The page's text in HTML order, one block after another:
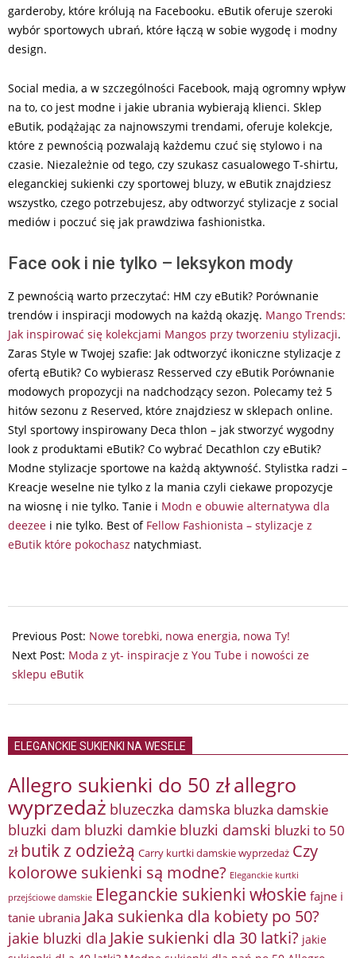
garderoby, które królują na Facebooku. eButik oferuje szeroki
wybór sportowych ubrań, które łączą w sobie wygodę i modny
design.
Social media, a w szczególności Facebook, mają ogromny wpływ
na to, co jest modne i jakie ubrania wybierają klienci. Sklep
eButik, podążając za najnowszymi trendami, oferuje kolekcje,
które z pewnością pozwalają każdemu czuć się stylowo i na
czasie. Niezależnie od tego, czy szukasz casualowego T-shirtu,
eleganckiej sukienki czy sportowej bluzy, w eButik znajdziesz
wszystko, czego potrzebujesz, aby odtworzyć stylizacje z social
mediów i poczuć się jak prawdziwa fashionistka.
Face ook i nie tylko – leksykon mody
Z pewnością warto przeczytać: HM czy eButik? Porównanie
trendów i inspiracji modowych na każdą okazję. Mango Trends:
Jak inspirować się kolekcjami Mangos przy tworzeniu stylizacji.
Zaras Style w Twojej szafie: Jak odtworzyć ikoniczne stylizacje z
ofertą eButik? Co wybierasz Resserved czy eButik Porównanie
modowych propozycji na nadchodzący sezon. Polecamy też 5
hitów sezonu z Reserved, które znajdziesz w sklepach online.
Styl sportowy inspirowany Deca thlon – jak stworzyć wygodny
look z produktami eButik? Co wybrać Decathlon czy eButik?
Modne stylizacje sportowe na każdą aktywność. Stylistka radzi –
Kreacje weselne nie tylko z la mania czyli ciekawe propozycje
na wiosnę i nie tylko. Tanie i Modn e obuwie alternatywa dla
deezee i nie tylko. Best of Fellow Fashionista – stylizacje z
eButik które pokochasz natychmiast.
02-
19
Previous Post: Nowe torebki, nowa energia, nowa Ty!
Next Post: Moda z yt- inspiracje z You Tube i nowości ze
sklepu eButik
ELEGANCKIE SUKIENKI NA WESELE
Allegro sukienki do 50 złallegro
wyprzedaż bluzeczka damska bluzka damskie
bluzki dam bluzki damkie bluzki damski bluzki to 50
zł butik z odzieżą Carry kurtki damskie wyprzedaż Czy
kolorowe sukienki są modne? Eleganckie kurtki
przejściowe damskie Eleganckie sukienki włoskie fajne i
tanie ubrania Jaka sukienka dla kobiety po 50?
jakie bluzki dla Jakie sukienki dla 30 latki? jakie